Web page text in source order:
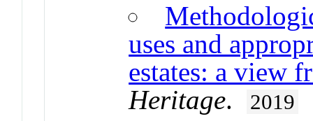
uses and
estates: a view
Heritage. 2019